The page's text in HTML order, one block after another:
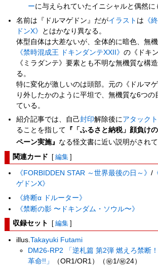
ーに与えられていたイニシャルと偶然に
名前は『ドルマゲドン』だがイラスト は 《
ドンX》
とはかなり異なる。
体型自体は大差ないが、全体的に暗色、無機
《禁時混成王 ドキンダンテXXII》の《ドキ
《ミラダンテ》要素とも不明な無機質な構
る。
特に変化が激しいのは頭部。元の《ドルマ
り外したかのように平坦で、無機質な6つの
ている。
紹介記事では、自己封印解除後にアタック
ることを指して 『「ふるさと納税」顔負け
ペーン実施』 なる怪文書に近い説明がされ
関連カード [ 編集 ]
《FORBIDDEN STAR ～世界最後の日～》/
ゲドンX》
《終断α ドルーター》
《禁断の影 〜ドキンダム・ソウル〜》
収録セット [ 編集 ]
illus.Takayuki Futami
DM26-RP2 「逆札篇 第2弾 燃えろ禁断
革命!!」
（OR1/OR1）（㊙1/㊙24）